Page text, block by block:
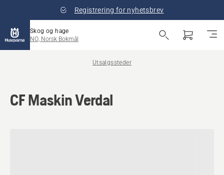
Registrering for nyhetsbrev
Skog og hage
NO, Norsk Bokmål
Utsalgssteder
CF Maskin Verdal